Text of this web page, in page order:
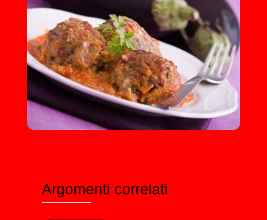
Argomenti correlati